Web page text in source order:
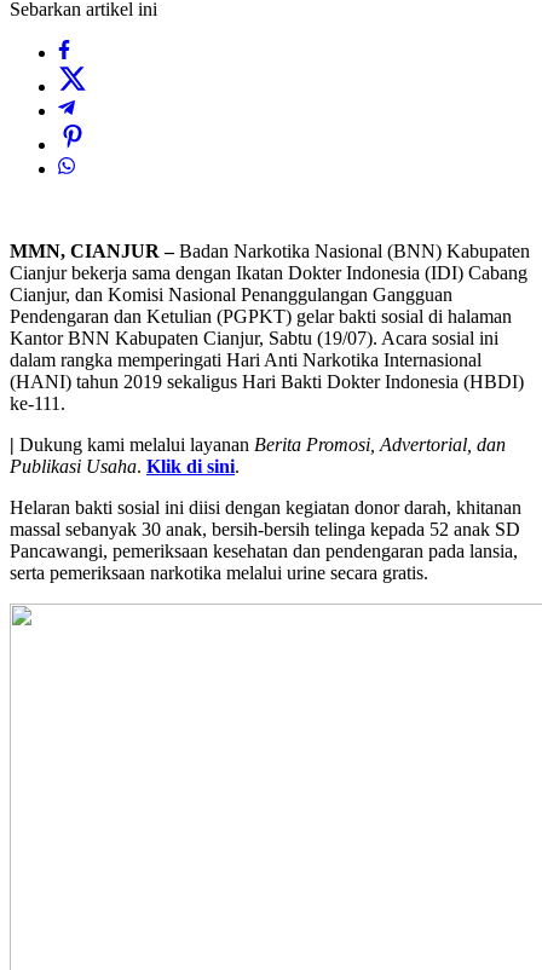
Sebarkan artikel ini
MMN, CIANJUR –Badan Narkotika Nasional (BNN) Kabupaten
Cianjur bekerja sama dengan Ikatan Dokter Indonesia (IDI) Cabang
Cianjur, dan Komisi Nasional Penanggulangan Gangguan
Pendengaran dan Ketulian (PGPKT) gelar bakti sosial di halaman
Kantor BNN Kabupaten Cianjur, Sabtu (19/07). Acara sosial ini
dalam rangka memperingati Hari Anti Narkotika Internasional
(HANI) tahun 2019 sekaligus Hari Bakti Dokter Indonesia (HBDI)
ke-111.
| Dukung kami melalui layanan Berita Promosi, Advertorial, dan
Publikasi Usaha. Klik di sini.
Helaran bakti sosial ini diisi dengan kegiatan donor darah, khitanan
massal sebanyak 30 anak, bersih-bersih telinga kepada 52 anak SD
Pancawangi, pemeriksaan kesehatan dan pendengaran pada lansia,
serta pemeriksaan narkotika melalui urine secara gratis.